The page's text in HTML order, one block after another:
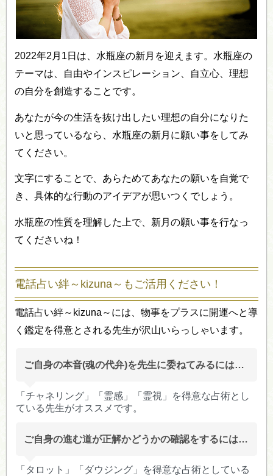
2022年2月1日は、水瓶座の新月を迎えます。水瓶座の
テーマは、自由やインスピレーション、自立心、理想
の自分を創造することです。
あなたが今の生活を抜け出したい理想の自分になりた
いと思っているなら、水瓶座の新月に願い事をしてみ
てください。
文字にすることで、あらためてあなたの願いを自覚で
き、具体的な行動のアイデアが思いつくでしょう。
水瓶座の性質を理解した上で、新月の願い事を行なっ
てくださいね！
電話占い絆～kizuna～もご活用ください！
電話占い絆～kizuna～には、物事をプラスに開運へと導
く鑑定を得意とされる先生が沢山いらっしゃいます。
ご自身の本音(魂の代弁)を先生に委ねてみるには…
「チャネリング」「霊感」「霊視」を得意な占術とし
ている先生がオススメです。
ご自身の進む道が正解かどうかの確認をするには…
「タロット」「ダウジング」を得意な占術としている